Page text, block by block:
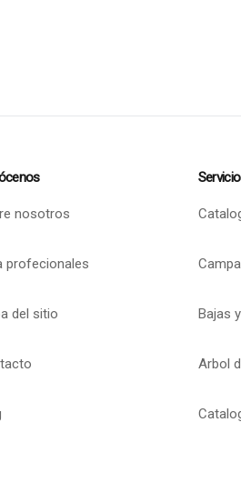
nosotros
profecionales
del sitio Bajas
Arbol